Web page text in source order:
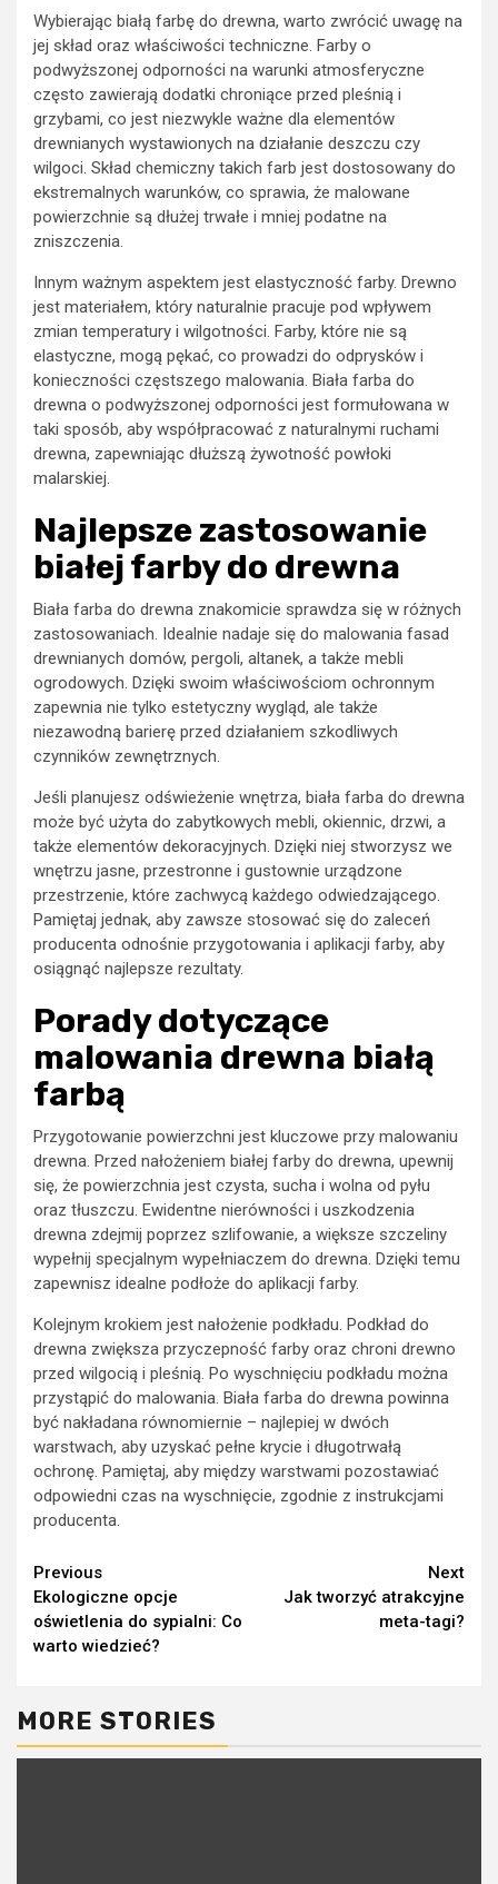
Wybierając białą farbę do drewna, warto zwrócić uwagę na
jej skład oraz właściwości techniczne. Farby o
podwyższonej odporności na warunki atmosferyczne
często zawierają dodatki chroniące przed pleśnią i
grzybami, co jest niezwykle ważne dla elementów
drewnianych wystawionych na działanie deszczu czy
wilgoci. Skład chemiczny takich farb jest dostosowany do
ekstremalnych warunków, co sprawia, że malowane
powierzchnie są dłużej trwałe i mniej podatne na
zniszczenia.
Innym ważnym aspektem jest elastyczność farby. Drewno
jest materiałem, który naturalnie pracuje pod wpływem
zmian temperatury i wilgotności. Farby, które nie są
elastyczne, mogą pękać, co prowadzi do odprysków i
konieczności częstszego malowania. Biała farba do
drewna o podwyższonej odporności jest formułowana w
taki sposób, aby współpracować z naturalnymi ruchami
drewna, zapewniając dłuższą żywotność powłoki
malarskiej.
Najlepsze zastosowanie
białej farby do drewna
Biała farba do drewna znakomicie sprawdza się w różnych
zastosowaniach. Idealnie nadaje się do malowania fasad
drewnianych domów, pergoli, altanek, a także mebli
ogrodowych. Dzięki swoim właściwościom ochronnym
zapewnia nie tylko estetyczny wygląd, ale także
niezawodną barierę przed działaniem szkodliwych
czynników zewnętrznych.
Jeśli planujesz odświeżenie wnętrza, biała farba do drewna
może być użyta do zabytkowych mebli, okiennic, drzwi, a
także elementów dekoracyjnych. Dzięki niej stworzysz we
wnętrzu jasne, przestronne i gustownie urządzone
przestrzenie, które zachwycą każdego odwiedzającego.
Pamiętaj jednak, aby zawsze stosować się do zaleceń
producenta odnośnie przygotowania i aplikacji farby, aby
osiągnąć najlepsze rezultaty.
Porady dotyczące
malowania drewna białą
farbą
Przygotowanie powierzchni jest kluczowe przy malowaniu
drewna. Przed nałożeniem białej farby do drewna, upewnij
się, że powierzchnia jest czysta, sucha i wolna od pyłu
oraz tłuszczu. Ewidentne nierówności i uszkodzenia
drewna zdejmij poprzez szlifowanie, a większe szczeliny
wypełnij specjalnym wypełniaczem do drewna. Dzięki temu
zapewnisz idealne podłoże do aplikacji farby.
Kolejnym krokiem jest nałożenie podkładu. Podkład do
drewna zwiększa przyczepność farby oraz chroni drewno
przed wilgocią i pleśnią. Po wyschnięciu podkładu można
przystąpić do malowania. Biała farba do drewna powinna
być nakładana równomiernie – najlepiej w dwóch
warstwach, aby uzyskać pełne krycie i długotrwałą
ochronę. Pamiętaj, aby między warstwami pozostawiać
odpowiedni czas na wyschnięcie, zgodnie z instrukcjami
producenta.
Continue
Reading
Previous
Ekologiczne opcje
oświetlenia do sypialni: Co
warto wiedzieć?
Next
Jak tworzyć atrakcyjne
meta-tagi?
MORE STORIES